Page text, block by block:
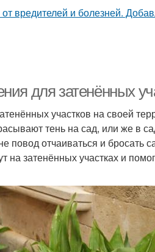
для затенённых
участков на своей
тень на сад, или же в
повод отчаиваться и бросать
на затенённых участках и